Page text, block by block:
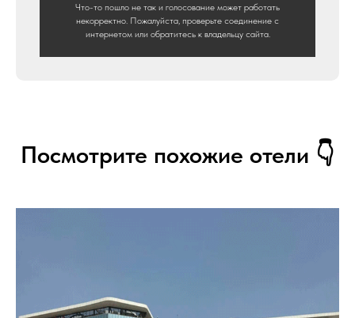
Что-то пошло не так и голосование может работать
некорректно. Пожалуйста, проверьте соединение с
интернетом или обратитесь к владельцу сайта.
Посмотрите похожие отели 👇